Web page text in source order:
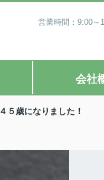
営業時間：9:00～
会社
４５歳になりました！